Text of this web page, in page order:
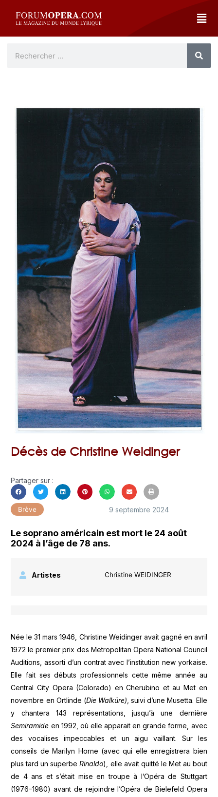
Décès de Christine Weidinger
Partager sur :
Brève 9 septembre 2024
Le soprano américain est mort le 24 août
2024 à l’âge de 78 ans.
Artistes Christine WEIDINGER
Née le 31 mars 1946, Christine Weidinger avait gagné en avril
1972 le premier prix des Metropolitan Opera National Council
Auditions, assorti d’un contrat avec l’institution new yorkaise.
Elle fait ses débuts professionnels cette même année au
Central City Opera (Colorado) en Cherubino et au Met en
novembre en Ortlinde (Die Walküre) , suivi d’une Musetta. Elle
y chantera 143 représentations, jusqu’à une dernière
Semiramide en 1992, où elle apparait en grande forme, avec
des vocalises impeccables et un aigu vaillant. Sur les
conseils de Marilyn Horne (avec qui elle enregistrera bien
plus tard un superbeRinaldo), elle avait quitté le Met au bout
de 4 ans et s’était mise en troupe à l’Opéra de Stuttgart
(1976–1980) avant de rejoindre l’Opéra de Bielefeld Opera